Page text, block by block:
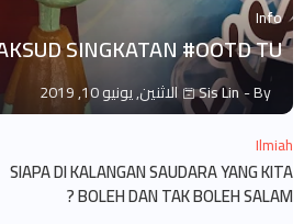
Info
SINGKATAN #OOTD TU?
By -
Sis Lin الاثنين, يونيو 10, 2019
Ilmiah
SIAPA DI KALANGAN SAUDARA YANG KITA
BOLEH DAN TAK BOLEH SALAM ?